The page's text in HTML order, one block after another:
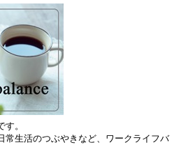
。
常生活のつぶやきなど、ワークライフバ